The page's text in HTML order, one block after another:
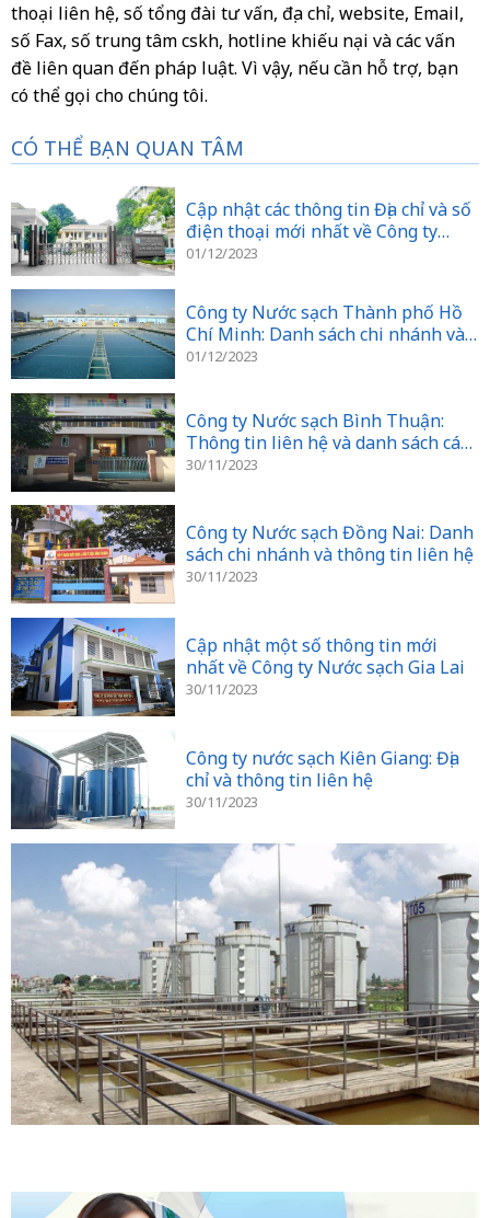
thoại liên hệ, số tổng đài tư vấn, địa chỉ, website, Email,
số Fax, số trung tâm cskh, hotline khiếu nại và các vấn
đề liên quan đến pháp luật. Vì vậy, nếu cần hỗ trợ, bạn
có thể gọi cho chúng tôi.
CÓ THỂ BẠN QUAN TÂM
Cập nhật các thông tin Địa chỉ và số
điện thoại mới nhất về Công ty
Nước sạch Hà Nội
01/12/2023
Công ty Nước sạch Thành phố Hồ
Chí Minh: Danh sách chi nhánh và
địa chỉ liên hệ
01/12/2023
Công ty Nước sạch Bình Thuận:
Thông tin liên hệ và danh sách các
chi nhánh
30/11/2023
Công ty Nước sạch Đồng Nai: Danh
sách chi nhánh và thông tin liên hệ
30/11/2023
Cập nhật một số thông tin mới
nhất về Công ty Nước sạch Gia Lai
30/11/2023
Công ty nước sạch Kiên Giang: Địa
chỉ và thông tin liên hệ
30/11/2023